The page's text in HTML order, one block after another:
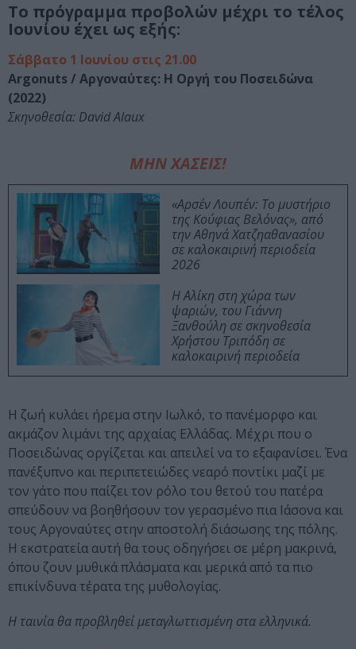
Το πρόγραμμα προβολών μέχρι το τέλος
Ιουνίου έχει ως εξής:
Σάββατο 1 Ιουνίου στις 21.00
Argonuts / Αργοναύτες: Η Οργή του Ποσειδώνα
(2022)
Σκηνοθεσία: David Alaux
ΜΗΝ ΧΑΣΕΙΣ!
«Αρσέν Λουπέν: Το μυστήριο
της Κούφιας Βελόνας», από
την Αθηνά Χατζηαθανασίου
σε καλοκαιρινή περιοδεία
2026
Η Αλίκη στη χώρα των
ψαριών, του Γιάννη
Ξανθούλη σε σκηνοθεσία
Χρήστου Τριπόδη σε
καλοκαιρινή περιοδεία
Η ζωή κυλάει ήρεμα στην Ιωλκό, το πανέμορφο και
ακμάζον λιμάνι της αρχαίας Ελλάδας. Μέχρι που ο
Ποσειδώνας οργίζεται και απειλεί να το εξαφανίσει. Ένα
πανέξυπνο και περιπετειώδες νεαρό ποντίκι μαζί με
τον γάτο που παίζει τον ρόλο του θετού του πατέρα
σπεύδουν να βοηθήσουν τον γερασμένο πια Ιάσονα και
τους Αργοναύτες στην αποστολή διάσωσης της πόλης.
Η εκστρατεία αυτή θα τους οδηγήσει σε μέρη μακρινά,
όπου ζουν μυθικά πλάσματα και μερικά από τα πιο
επικίνδυνα τέρατα της μυθολογίας.
Η ταινία θα προβληθεί μεταγλωττισμένη στα ελληνικά.